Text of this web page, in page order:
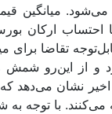
تقاضا برای
و از این‌رو شمش
نشان می‌دهد
با توجه